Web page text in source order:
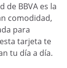
de BBVA es la
comodidad,
para
tarjeta te
tu día a día.